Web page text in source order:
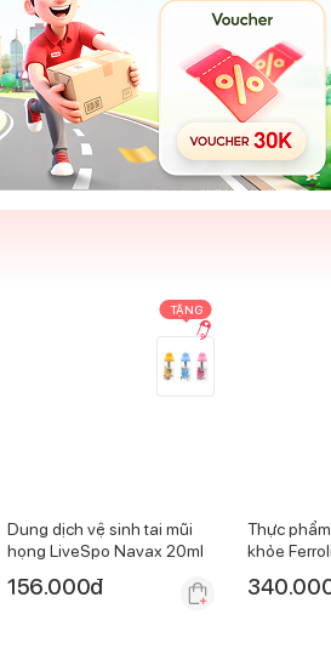
TẶNG
Dung dịch vệ sinh tai mũi
họng LiveSpo Navax 20ml
156.000đ
Thực
khỏe